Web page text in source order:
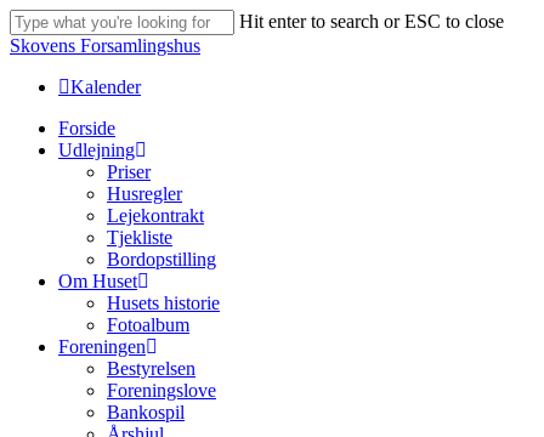
Skip
to
content
Hit enter to search or ESC to close
Close
Skovens Forsamlingshus
Kalender
Menu
Forside
Udlejning
Priser
Husregler
Lejekontrakt
Tjekliste
Bordopstilling
Om Huset
Husets historie
Fotoalbum
Foreningen
Bestyrelsen
Foreningslove
Bankospil